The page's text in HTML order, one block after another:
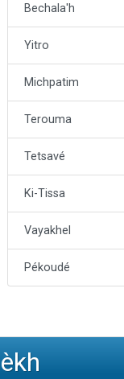
Bechala'h
Yitro
Michpatim
Terouma
Tetsavé
Ki-Tissa
Vayakhel
Pékoudé